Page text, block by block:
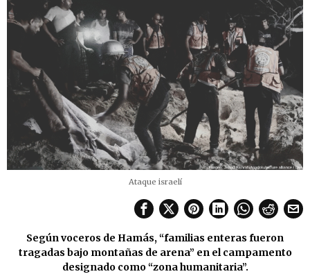
Ataque israelí
Según voceros de Hamás, “familias enteras fueron
tragadas bajo montañas de arena” en el campamento
designado como “zona humanitaria”.